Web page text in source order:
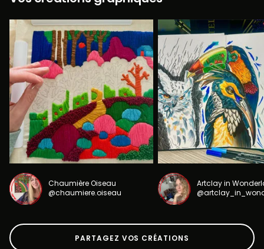
Chaumière Oiseau
@chaumiere.oiseau
Artclay in
PARTAGEZ VOS CRÉATIONS